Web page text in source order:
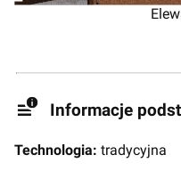
Informacje
Technologia: tradycyjna